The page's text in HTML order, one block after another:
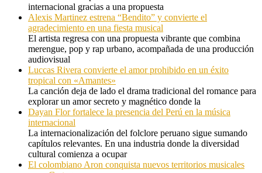
internacional gracias a una propuesta
Alexis Martinez estrena “Bendito” y convierte el
agradecimiento en una fiesta musical
El artista regresa con una propuesta vibrante que combina
merengue, pop y rap urbano, acompañada de una producción
audiovisual
Luccas Rivera convierte el amor prohibido en un éxito
tropical con «Amantes»
La canción deja de lado el drama tradicional del romance para
explorar un amor secreto y magnético donde la
Dayan Flor fortalece la presencia del Perú en la música
internacional
La internacionalización del folclore peruano sigue sumando
capítulos relevantes. En una industria donde la diversidad
cultural comienza a ocupar
El colombiano Aron conquista nuevos territorios musicales